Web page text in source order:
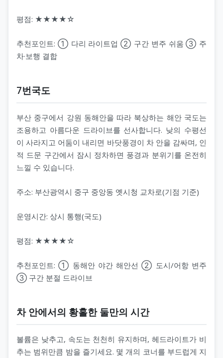
평점: ★★★★☆
추천포인트: ① 다리 라이트업 ② 구간 변주 쉬움 ③ 주
차·보행 결합
7번국도
부산 중구에서 강원 동해안을 따라 북상하는 해안 국도는
조용하고 아름다운 드라이브를 선사합니다. 낮의 수평선
이 사라지고 어둠이 내리면 바닷풍경이 차 안을 감싸며, 인
적 드문 구간에서 잠시 정차하면 풍경과 분위기를 온전히
느낄 수 있습니다.
주소: 부산광역시 중구 중앙동 옛시청 교차로(기점 기준)
운영시간: 상시 통행(국도)
평점: ★★★★☆
추천포인트: ① 동해안 야간 해안선 ② 도시/어항 변주
③ 구간 분절 드라이브
차 안에서의 황홀한 둘만의 시간
볼륨은 낮추고, 속도는 천천히 유지하며, 헤드라이트가 비
추는 범위만큼 밤을 즐기세요. 몇 개의 코너를 부드럽게 지